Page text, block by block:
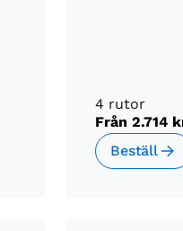
4 rutor
Från 2.714
Beställ